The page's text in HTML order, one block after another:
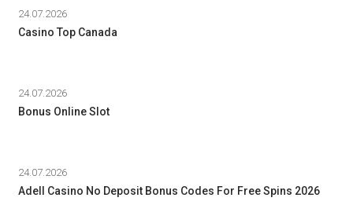
24.07.2026
Casino Top Canada
24.07.2026
Bonus Online Slot
24.07.2026
Adell Casino No Deposit Bonus Codes For Free Spins 2026